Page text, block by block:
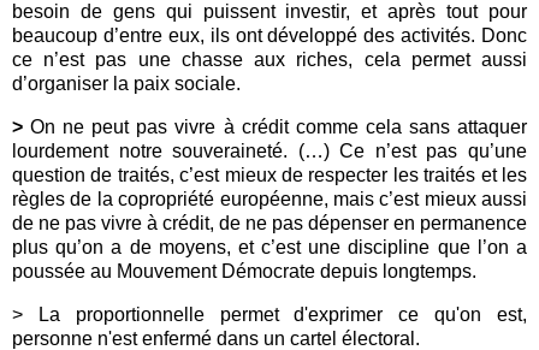
besoin de gens qui puissent investir, et après tout pour
beaucoup d’entre eux, ils ont développé des activités. Donc
ce n’est pas une chasse aux riches, cela permet aussi
d’organiser la paix sociale.
>On ne peut pas vivre à crédit comme cela sans attaquer
lourdement notre souveraineté. (…) Ce n’est pas qu’une
question de traités, c’est mieux de respecter les traités et les
règles de la copropriété européenne, mais c’est mieux aussi
de ne pas vivre à crédit, de ne pas dépenser en permanence
plus qu’on a de moyens, et c’est une discipline que l’on a
poussée au Mouvement Démocrate depuis longtemps.
> La proportionnelle permet d'exprimer ce qu'on est,
personne n'est enfermé dans un cartel électoral.